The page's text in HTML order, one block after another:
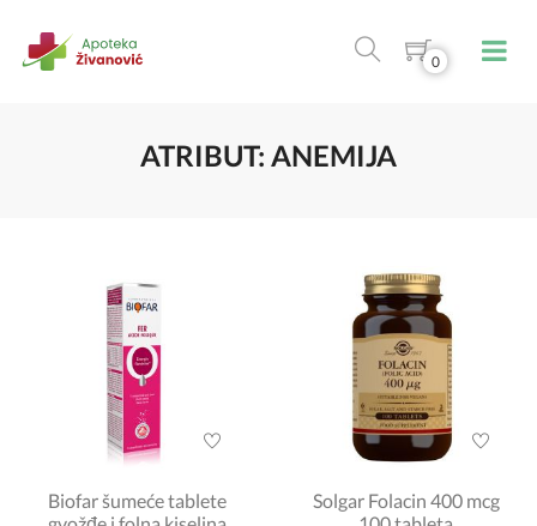
0
ATRIBUT: ANEMIJA
Biofar šumeće tablete
Solgar Folacin 400 mcg